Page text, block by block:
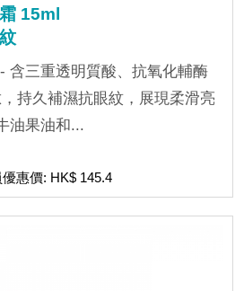
15ml
含三重透明質酸、抗氧化輔酶
持久補濕抗眼紋，展現柔滑亮
油果油和...
惠價: HK$ 145.4